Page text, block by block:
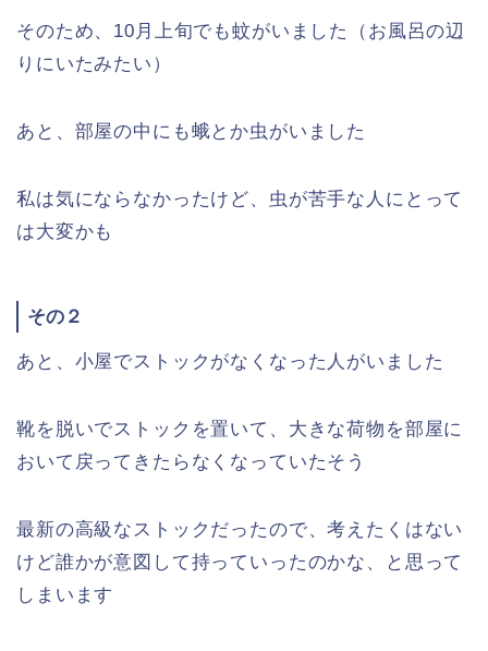
そのため、10月上旬でも蚊がいました（お風呂の辺
りにいたみたい）
あと、部屋の中にも蛾とか虫がいました
私は気にならなかったけど、虫が苦手な人にとって
は大変かも
その２
あと、小屋でストックがなくなった人がいました
靴を脱いでストックを置いて、大きな荷物を部屋に
おいて戻ってきたらなくなっていたそう
最新の高級なストックだったので、考えたくはない
けど誰かが意図して持っていったのかな、と思って
しまいます